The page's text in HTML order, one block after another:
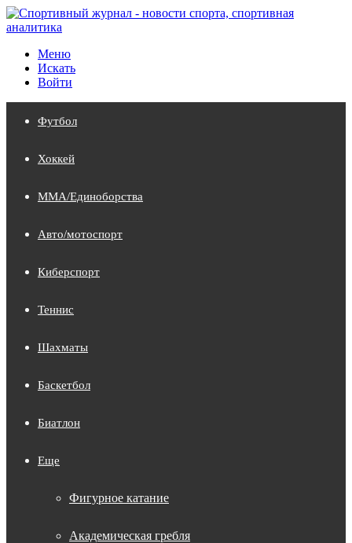
Меню
Искать
Войти
Футбол
Хоккей
MMA/Единоборства
Авто/мотоспорт
Киберспорт
Теннис
Шахматы
Баскетбол
Биатлон
Еще
Фигурное катание
Академическая гребля